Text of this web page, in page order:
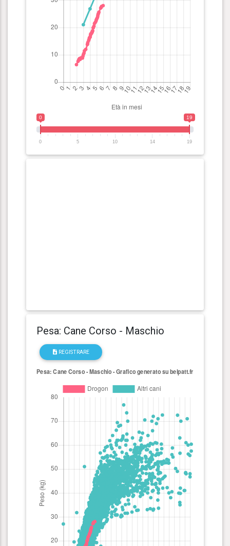
0 19
0 5 10 14 19
Pesa: Cane Corso - Maschio
REGISTRARE